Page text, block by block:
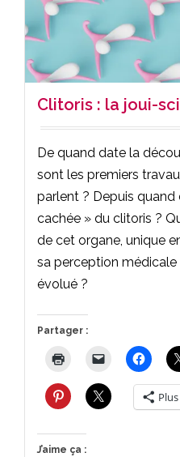
Clitoris : la joui-
De quand date la
sont les premiers
parlent ? Depuis
cachée » du clitoris ?
de cet organe, unique
sa perception
évolué ?
Partager :
Plus
J’aime ça :